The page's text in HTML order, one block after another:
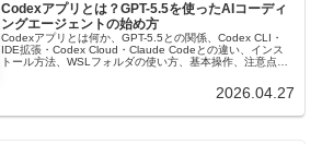
Codexアプリとは？GPT-5.5を使ったAIコーディ
ングエージェントの始め方
Codexアプリとは何か、GPT-5.5との関係、Codex CLI・
IDE拡張・Codex Cloud・Claude Codeとの違い、インス
トール方法、WSLフォルダの使い方、基本操作、注意点を
2026.04.27